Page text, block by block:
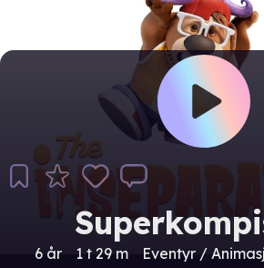
6 år 1 t 29 m
Eventyr /